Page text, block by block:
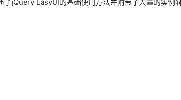
了jQuery EasyUI的基础使用方法并附带了大量的实例